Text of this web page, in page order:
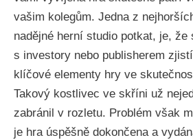
vašim kolegům. Jedna z
nadějné herní studio potkat, je, že
s investory nebo publisherem
klíčové elementy hry ve
Takový kostlivec ve skříni už
zabránil v rozletu. Problém však
je hra úspěšně dokončena a